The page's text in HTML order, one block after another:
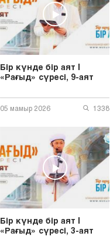
Бір күнде бір аят |
«Рағыд» сүресі, 9-аят
05 мамыр 2026 1338
Бір күнде бір аят |
«Рағыд» сүресі, 3-аят